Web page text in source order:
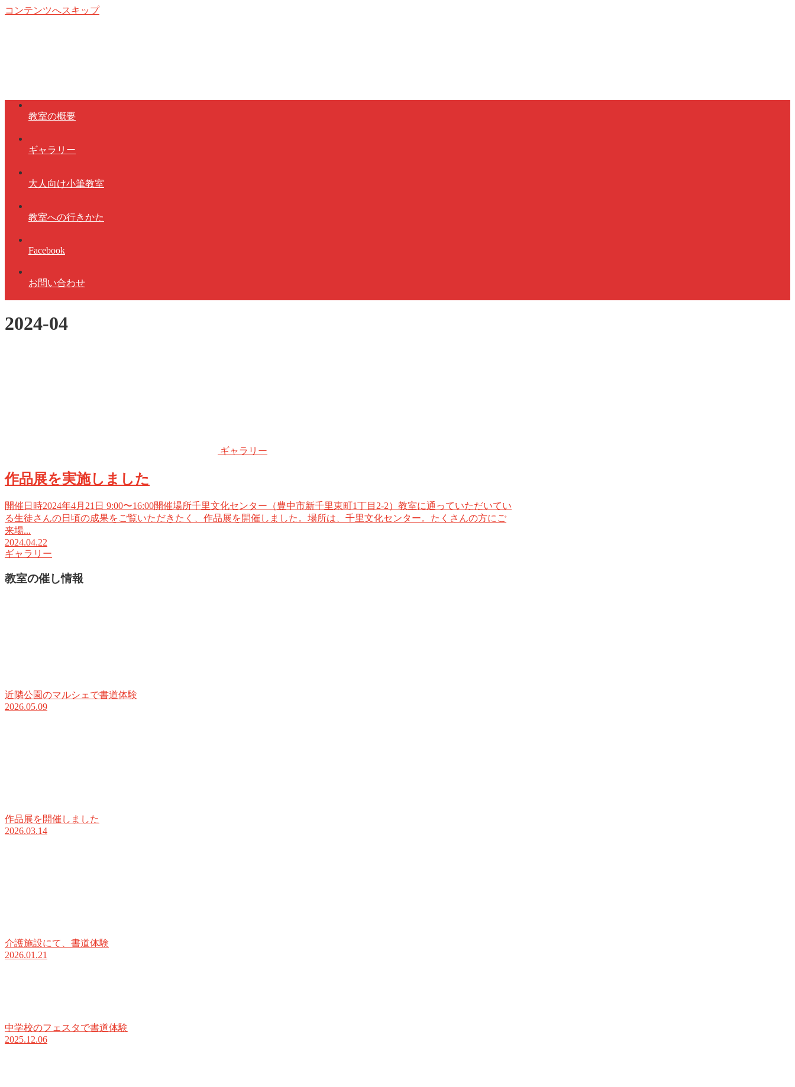
コンテンツへスキップ
教室の概要
ギャラリー
大人向け小筆教室
教室への行きかた
Facebook
お問い合わせ
2024-04
ギャラリー
作品展を実施しました
開催日時2024年4月21日 9:00〜16:00開催場所千里文化センター（豊中市新千里東町1丁目2-2）教室に通っていただいてい
る生徒さんの日頃の成果をご覧いただきたく、作品展を開催しました。場所は、千里文化センター。たくさんの方にご
来場...
2024.04.22
ギャラリー
教室の催し情報
近隣公園のマルシェで書道体験
2026.05.09
作品展を開催しました
2026.03.14
介護施設にて、書道体験
2026.01.21
中学校のフェスタで書道体験
2025.12.06